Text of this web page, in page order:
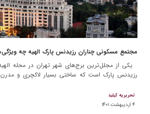
مجتمع مسکونی چناران رزیدنس پارک الهیه چه
يكی از مجلل‌‌ترين برج‌های شهر تهران در محله
رزیدنس پارک است که ساختی بسیار لاکچری و
تحریریه کیلید
۴ اردیبهشت ۱۴۰۱